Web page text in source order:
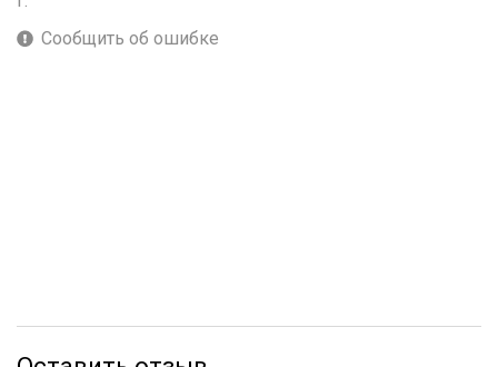
Сообщить об ошибке